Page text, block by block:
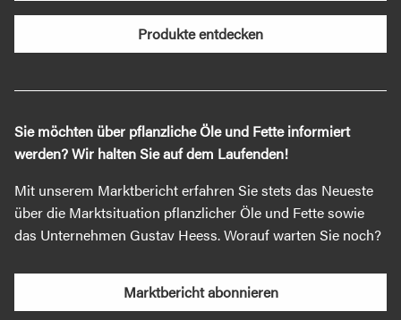
Produkte entdecken
Sie möchten über pflanzliche Öle und Fette informiert
werden? Wir halten Sie auf dem Laufenden!
Mit unserem Marktbericht erfahren Sie stets das Neueste
über die Marktsituation pflanzlicher Öle und Fette sowie
das Unternehmen Gustav Heess. Worauf warten Sie noch?
Marktbericht abonnieren